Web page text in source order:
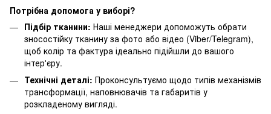
Потрібна допомога у виборі?
Підбір тканини: Наші менеджери допоможуть обрати
зносостійку тканину за фото або відео (Viber/Telegram),
щоб колір та фактура ідеально підійшли до вашого
інтер'єру.
Технічні деталі: Проконсультуємо щодо типів механізмів
трансформації, наповнювачів та габаритів у
розкладеному вигляді.